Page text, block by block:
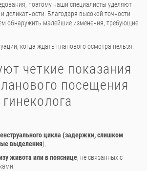
поэтому наши специалисты уделяют
деликатности. Благодаря высокой точности
обнаружить малейшие изменения, требующие
когда ждать планового осмотра нельзя.
четкие показания
посещения
гинеколога
цикла (задержки, слишком
выделения),
живота или в пояснице, не связанных с